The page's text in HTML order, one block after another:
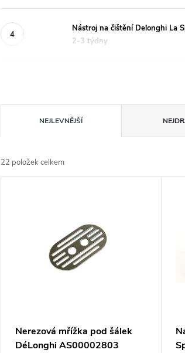
Nástroj na čištění Delonghi La
2-3 týdny
a
z
NEJLEVNĚJŠÍ
22 položek celkem
Nerezová mřížka pod šálek
DéLonghi AS00002803